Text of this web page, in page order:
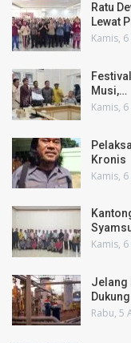
Ratu
Lewat
Kamis,
Musi,…
Kamis,
Kronis
Kamis,
Kamis,
Jelang
Rabu, 5